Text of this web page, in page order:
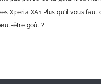
Xperia XA1 Plus qu'il vous
être goût ?